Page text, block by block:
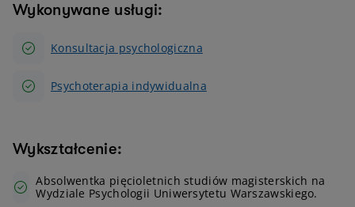
Wykonywane usługi:
Konsultacja psychologiczna
Psychoterapia indywidualna
Wykształcenie:
Absolwentka pięcioletnich studiów magisterskich na
Wydziale Psychologii Uniwersytetu Warszawskiego.